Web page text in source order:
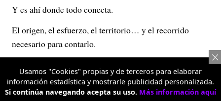
Y es ahí donde todo conecta.
El origen, el esfuerzo, el territorio… y el recorrido
necesario para contarlo.
vienen las historias. También demuestra que, para
encontrarlas, hay que estar dispuesto a llegar hasta el
Usamos "Cookies" propias y de terceros para elaborar
información estadística y mostrarle publicidad personalizada.
Si continúa navegando acepta su uso. Más información aquí